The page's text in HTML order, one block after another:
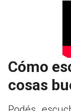
Cómo
cosas